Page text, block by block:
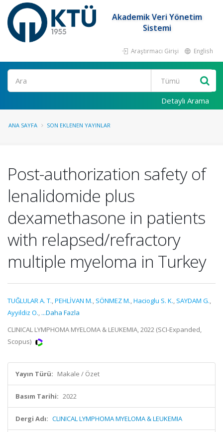
Akademik Veri Yönetim
Sistemi
Araştırmacı Girişi English
Ara
Detaylı Arama
ANA SAYFA SON EKLENEN YAYINLAR
Post-authorization safety of
lenalidomide plus
dexamethasone in patients
with relapsed/refractory
multiple myeloma in Turkey
TUĞLULAR A. T.,PEHLİVAN M., SÖNMEZ M.,Hacioglu S. K., SAYDAM G.,
Ayyildiz O., ...Daha Fazla
CLINICAL LYMPHOMA MYELOMA & LEUKEMIA, 2022 (SCI-Expanded,
Scopus)
Yayın Türü: Makale / Özet
Basım Tarihi: 2022
Dergi Adı: CLINICAL LYMPHOMA MYELOMA & LEUKEMIA